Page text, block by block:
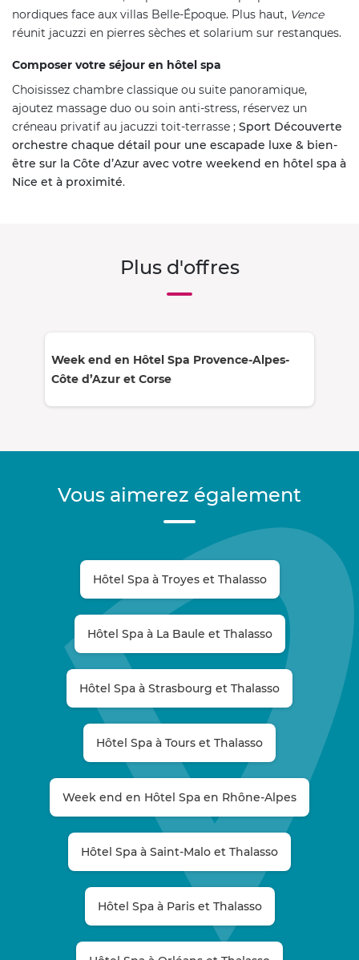
nordiques face aux villas Belle-Époque. Plus haut, Vence
réunit jacuzzi en pierres sèches et solarium sur restanques.
Composer votre séjour en hôtel spa
Choisissez chambre classique ou suite panoramique,
ajoutez massage duo ou soin anti-stress, réservez un
créneau privatif au jacuzzi toit-terrasse ; Sport Découverte
orchestre chaque détail pour une escapade luxe & bien-
être sur la Côte d’Azur avec votre weekend en hôtel spa à
Nice et à proximité.
Plus d'offres
Week end en Hôtel Spa Provence-Alpes-
Côte d’Azur et Corse
Vous aimerez également
Hôtel Spa à Troyes et Thalasso
Hôtel Spa à La Baule et Thalasso
Hôtel Spa à Strasbourg et Thalasso
Hôtel Spa à Tours et Thalasso
Week end en Hôtel Spa en Rhône-Alpes
Hôtel Spa à Saint-Malo et Thalasso
Hôtel Spa à Paris et Thalasso